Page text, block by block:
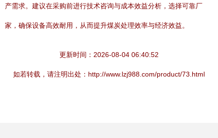
产需求。建议在采购前进行技术咨询与成本效益分析，选择可靠厂
家，确保设备高效耐用，从而提升煤炭处理效率与经济效益。
更新时间：2026-08-04 06:40:52
如若转载，请注明出处：http://www.lzj988.com/product/73.html